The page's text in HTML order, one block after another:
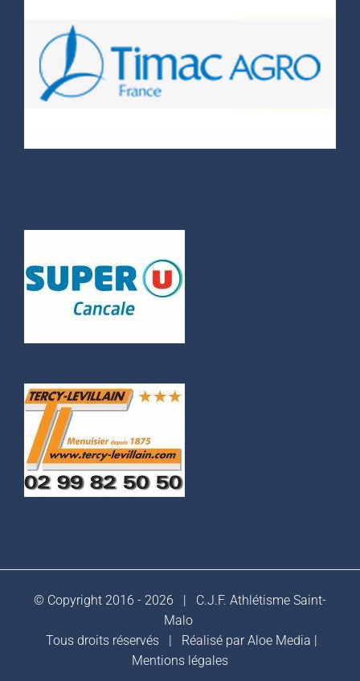
© Copyright 2016 - 2026 | C.J.F. Athlétisme Saint-
Malo
Tous droits réservés | Réalisé par Aloe Media |
Mentions légales